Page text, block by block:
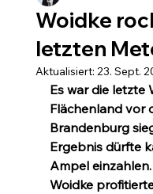
Woidke
letzten
Aktualisiert: 23. Sept.
Es war die letzte
Flächenland vor
Brandenburg
Ergebnis dürfte
Ampel
Woidke